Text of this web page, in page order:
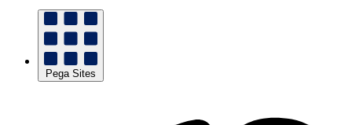
Pega Sites